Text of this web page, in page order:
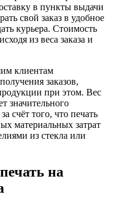
в пункты выдачи
свой заказ в удобное
курьера. Стоимость
из веса заказа и
клиентам
заказов,
при этом. Вес
значительного
счёт того, что печать
материальных затрат
из стекла или
на